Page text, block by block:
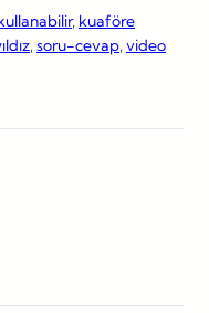
, kuaföre
, soru-cevap, video